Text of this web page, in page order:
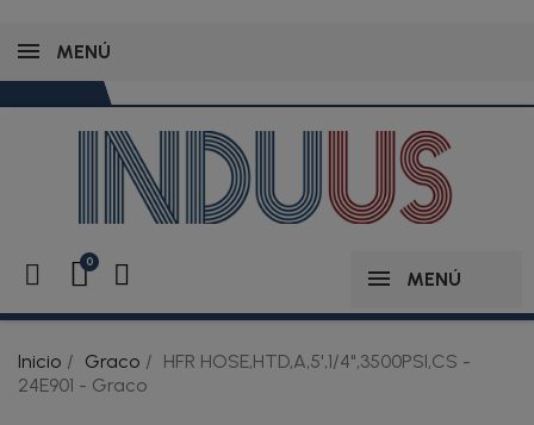
MENÚ
MENÚ
Inicio Graco
HFR HOSE,HTD,A,5',1/4",3500PSI,CS -
24E901 - Graco